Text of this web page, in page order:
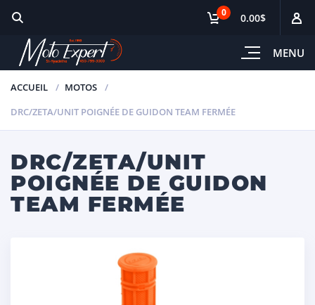
MENU
0 0.00$
ACCUEIL
MOTOS
DRC/ZETA/UNIT POIGNÉE DE GUIDON TEAM FERMÉE
DRC/ZETA/UNIT
POIGNÉE DE GUIDON
TEAM FERMÉE